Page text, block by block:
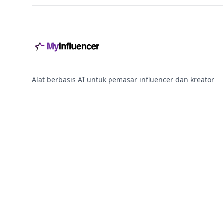
Alat berbasis AI untuk pemasar influencer dan kreator